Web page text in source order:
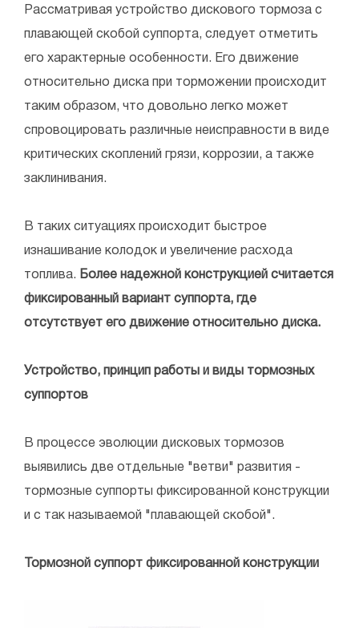
Рассматривая устройство дискового тормоза с
плавающей скобой суппорта, следует отметить
его характерные особенности. Его движение
относительно диска при торможении происходит
таким образом, что довольно легко может
спровоцировать различные неисправности в виде
критических скоплений грязи, коррозии, а также
заклинивания.
В таких ситуациях происходит быстрое
изнашивание колодок и увеличение расхода
топлива. Более надежной конструкцией считается
фиксированный вариант суппорта, где
отсутствует его движение относительно диска.
Устройство, принцип работы и виды тормозных
суппортов
В процессе эволюции дисковых тормозов
выявились две отдельные "ветви" развития -
тормозные суппорты фиксированной конструкции
и с так называемой "плавающей скобой".
Тормозной суппорт фиксированной конструкции